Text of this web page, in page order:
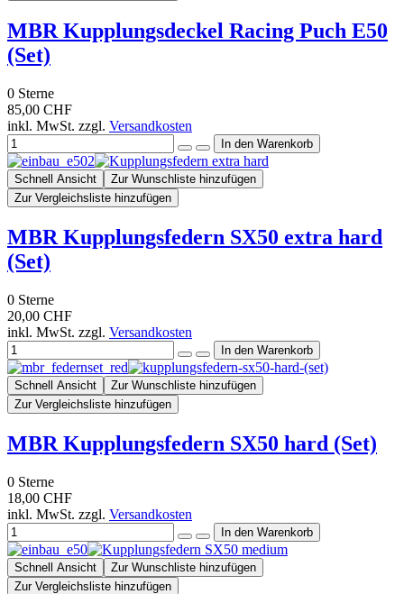
MBR Kupplungsdeckel Racing Puch E50
(Set)
0 Sterne
85,00 CHF
inkl. MwSt. zzgl. Versandkosten
Schnell Ansicht
Zur Wunschliste hinzufügen
Zur Vergleichsliste hinzufügen
MBR Kupplungsfedern SX50 extra hard
(Set)
0 Sterne
20,00 CHF
inkl. MwSt. zzgl. Versandkosten
Schnell Ansicht
Zur Wunschliste hinzufügen
Zur Vergleichsliste hinzufügen
MBR Kupplungsfedern SX50 hard (Set)
0 Sterne
18,00 CHF
inkl. MwSt. zzgl. Versandkosten
Schnell Ansicht
Zur Wunschliste hinzufügen
Zur Vergleichsliste hinzufügen